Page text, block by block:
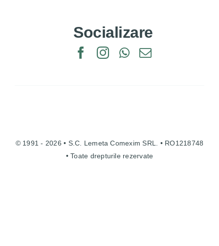
Socializare
© 1991 - 2026 • S.C. Lemeta Comexim SRL. • RO1218748
• Toate drepturile rezervate